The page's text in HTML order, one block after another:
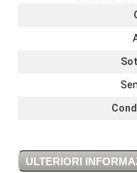
ULTERIORI